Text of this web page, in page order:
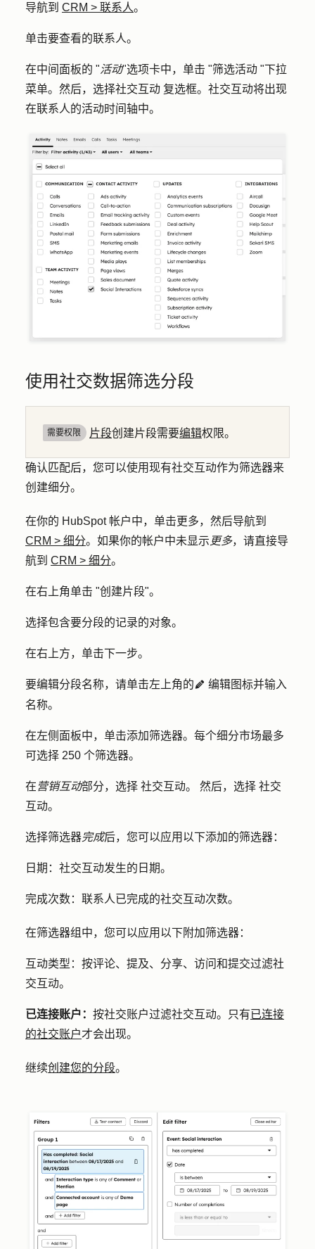
导航到 CRM > 联系人。
单击要查看的联系人。
在中间面板的 "活动"选项卡中，单击 "筛选活动 "下拉
菜单。然后，选择社交互动 复选框。社交互动将出现
在联系人的活动时间轴中。
使用社交数据筛选分段
需要权限 片段创建片段需要编辑权限。
确认匹配后，您可以使用现有社交互动作为筛选器来
创建细分。
在你的 HubSpot 帐户中，单击更多，然后导航到
CRM > 细分。如果你的帐户中未显示 更多，请直接导
航到 CRM > 细分。
在右上角单击 "创建片段"。
选择包含要分段的记录的对象。
在右上方，单击下一步。
要编辑分段名称，请单击左上角的edit 编辑图标并输入
名称。
在左侧面板中，单击添加筛选器。每个细分市场最多
可选择 250 个筛选器。
在 营销互动部分，选择 社交互动。 然后，选择 社交
互动。
选择筛选器完成后，您可以应用以下添加的筛选器：
日期： 社交互动发生的日期。
完成次数： 联系人已完成的社交互动次数。
在筛选器组中，您可以应用以下附加筛选器：
互动类型： 按评论、提及、分享、访问和提交过滤社
交互动。
已连接账户： 按社交账户过滤社交互动。只有已连接
的社交账户才会出现。
继续创建您的分段。